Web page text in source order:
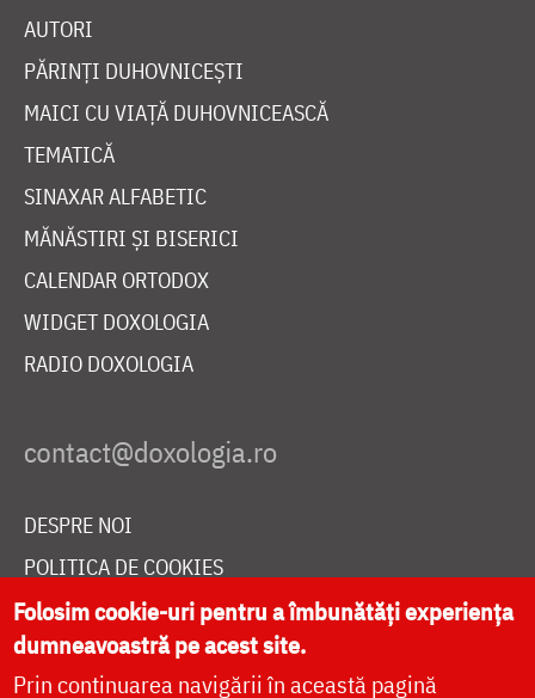
AUTORI
PĂRINȚI DUHOVNICEȘTI
MAICI CU VIAȚĂ DUHOVNICEASCĂ
TEMATICĂ
SINAXAR ALFABETIC
MĂNĂSTIRI ȘI BISERICI
CALENDAR ORTODOX
WIDGET DOXOLOGIA
RADIO DOXOLOGIA
DESPRE NOI
POLITICA DE COOKIES
DONEAZĂ ONLINE PENTRU CATEDRALA NAȚIONALĂ
Folosim cookie-uri pentru a îmbunătăți experiența
dumneavoastră pe acest site.
Prin continuarea navigării în această pagină